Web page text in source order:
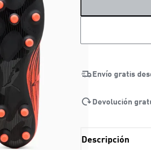
Envío gratis
Devolución
Descripción